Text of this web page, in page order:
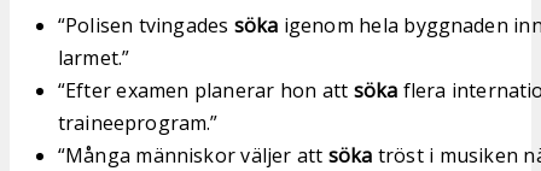
“Polisen tvingades söka igenom hela byggnaden
larmet.”
“Efter examen planerar hon att söka flera
traineeprogram.”
“Många människor väljer att söka tröst i musiken